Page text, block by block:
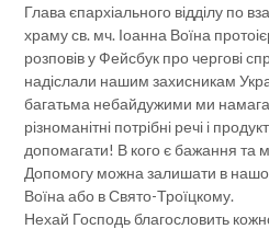
Глава єпархіального відділу по
храму св. мч. Іоанна Воїна
розповів у Фейсбук про чергові
надіслали нашим захисникам
багатьма небайдужими ми
різноманітні потрібні речі і
допомагати! В кого є бажання та
Допомогу можна залишати в
Воїна або в Свято-Троїцкому.
Нехай Господь благословить